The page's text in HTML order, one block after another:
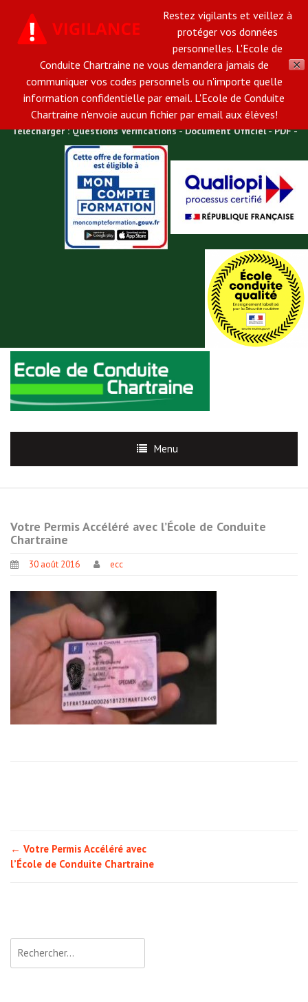
Restez vigilants et veillez à
protéger vos données
personnelles. L'Ecole de
Conduite Chartraine ne vous demandera jamais de
communiquer vos codes personnels ou n'importe quelle
information confidentielle par email. L'Ecole de Conduite
Chartraine n'envoie aucun fichier par email aux élèves!
✕
02 37 34 45 31 Email:ecole-de-conduite-
chartraine@orange.fr
Ecole de Conduite Chartraine à une heure de Paris, vous accueille
dans son agence en plein centre ville de Chartres.
Télécharger : Questions Vérifications - Document Officiel - PDF -
Menu
Votre Permis Accéléré avec l’École de Conduite
Chartraine
30 août 2016 ecc
Post
navigation
← Votre Permis Accéléré avec
l’École de Conduite Chartraine